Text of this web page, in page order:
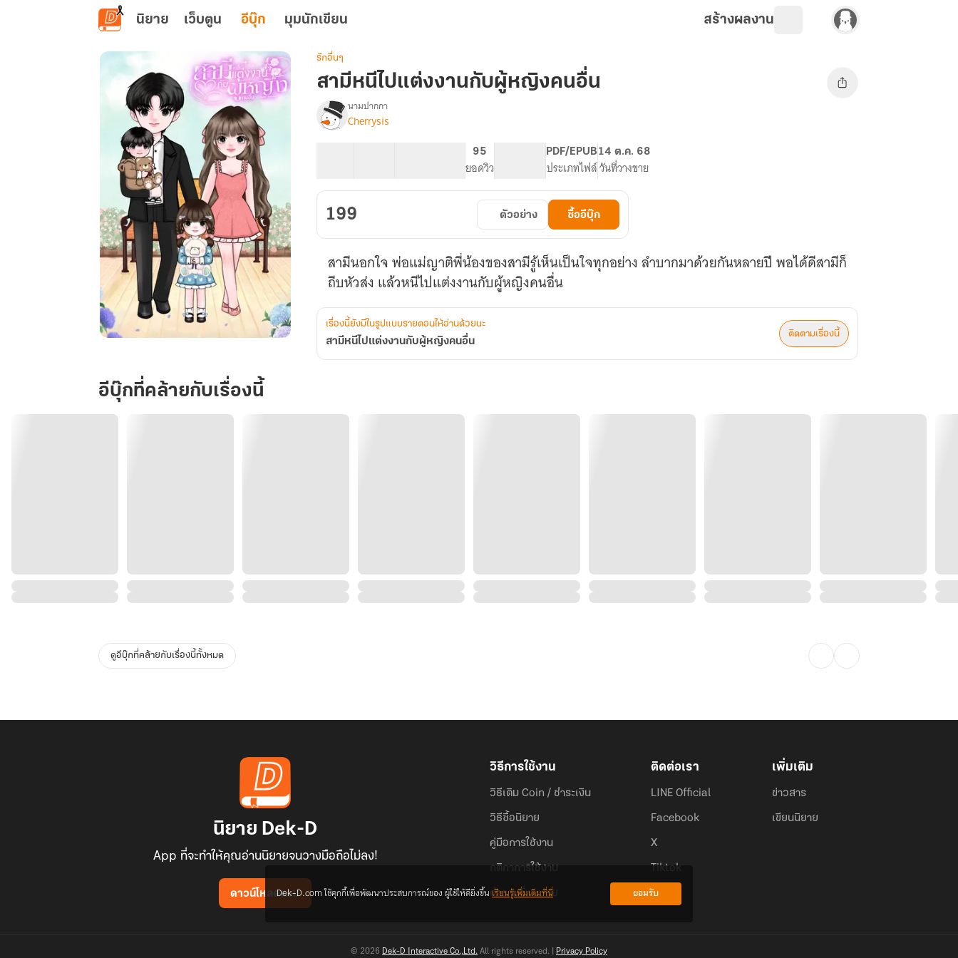
ข้ามไปยังเนื้อหาหลัก
นิยาย เว็บตูน อีบุ๊ก มุมนักเขียน สร้างผลงาน
ไป
แต่งงาน
กับ
รักอื่นๆ
สามีหนีไปแต่งงานกับผู้หญิงคนอื่น
เรื่อง
สามี
กับ
หญิง
คน
นามปากกา
Cherrysis
95
ยอดวิว
PDF/EPUB
ประเภทไฟล์
14 ต.ค. 68
วันที่วางขาย
199 ตัวอย่าง ซื้ออีบุ๊ก
สามีนอกใจ พ่อแม่ญาติพี่น้องของสามีรู้เห็นเป็นใจทุกอย่าง ลำบากมาด้วยกันหลายปี พอได้ดีสามีก็
ถีบหัวส่ง แล้วหนีไปแต่งงานกับผู้หญิงคนอื่น
เรื่องนี้ยังมีในรูปแบบรายตอนให้อ่านด้วยนะ
สามีหนีไปแต่งงานกับผู้หญิงคนอื่น
ติดตามเรื่องนี้
อีบุ๊กที่คล้ายกับเรื่องนี้
ดูอีบุ๊กที่คล้ายกับเรื่องนี้ทั้งหมด
นิยาย Dek-D
App ที่จะทำให้คุณอ่านนิยายจนวางมือถือไม่ลง!
ดาวน์โหลดแอป
วิธีการใช้งาน
วิธีเติม Coin / ชำระเงิน
วิธีซื้อนิยาย
คู่มือการใช้งาน
กติกาการใช้งาน
คำถามที่พบบ่อย
ติดต่อเรา
LINE Official
Facebook
X
Tiktok
เพิ่มเติม
ข่าวสาร
เขียนนิยาย
© 2026 Dek-D Interactive Co.,Ltd. All rights reserved. | Privacy Policy
Dek-D.com ใช้คุกกี้เพื่อพัฒนาประสบการณ์ของ ผู้ใช้ให้ดียิ่งขึ้นเรียนรู้เพิ่มเติมที่นี่ ยอมรับ